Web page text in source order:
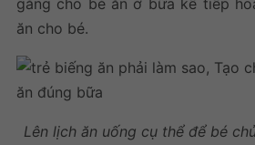
ăn cho bé.
Lên lịch ăn uống cụ thể để bé